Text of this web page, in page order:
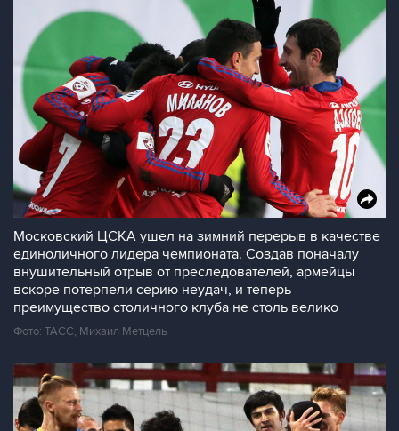
Московский ЦСКА ушел на зимний перерыв в качестве
единоличного лидера чемпионата. Создав поначалу
внушительный отрыв от преследователей, армейцы
вскоре потерпели серию неудач, и теперь
преимущество столичного клуба не столь велико
Фото: ТАСС, Михаил Метцель